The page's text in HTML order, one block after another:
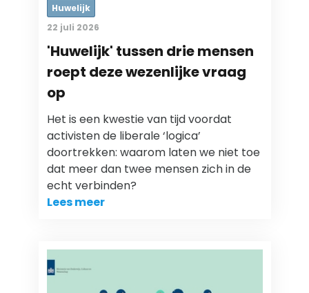
Huwelijk
22 juli 2026
'Huwelijk' tussen drie mensen
roept deze wezenlijke vraag
op
Het is een kwestie van tijd voordat
activisten de liberale ‘logica’
doortrekken: waarom laten we niet toe
dat meer dan twee mensen zich in de
echt verbinden?
Lees meer